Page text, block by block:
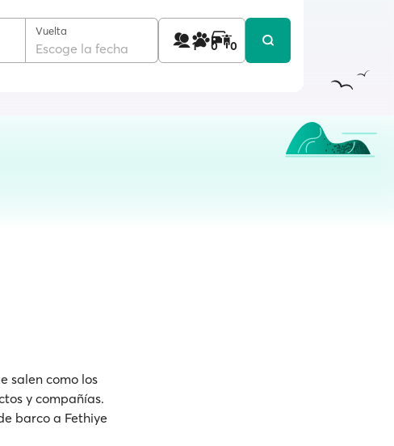
Vuelta
Escoge la fecha 1 0 0
salen como los
y compañías.
barco a Fethiye